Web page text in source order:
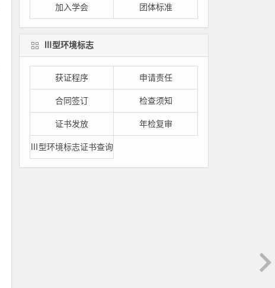
加入学会 团体标准
Ⅲ型环境标志
获证程序 申请责任
合同签订 检查须知
证书发放 年检复审
Ⅲ型环境标志证书查询